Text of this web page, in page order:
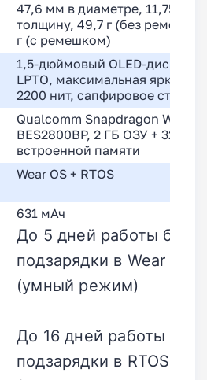
47,6 мм в диаметре, 11,75 мм в
толщину, 49,7 г (без
г (с ремешком)
1,5-дюймовый OLED-дисплей
LPTO, максимальная яркость
2200 нит, сапфировое стекло
Qualcomm Snapdragon W5,
BES2800BP, 2 ГБ ОЗУ + 32 ГБ
встроенной памяти
Wear OS + RTOS
631 мАч
До 5 дней работы без
подзарядки в Wear OS
(умный режим)
До 16 дней работы без
подзарядки в RTOS